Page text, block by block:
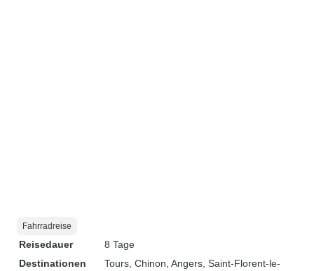
Fahrradreise
Reisedauer
8 Tage
Destinationen
Tours , Chinon , Angers , Saint-Florent-le-